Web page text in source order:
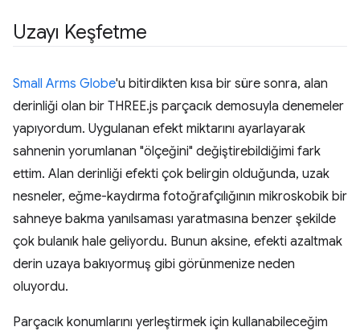
Uzayı Keşfetme
Small Arms Globe'u bitirdikten kısa bir süre sonra, alan
derinliği olan bir THREE.js parçacık demosuyla denemeler
yapıyordum. Uygulanan efekt miktarını ayarlayarak
sahnenin yorumlanan "ölçeğini" değiştirebildiğimi fark
ettim. Alan derinliği efekti çok belirgin olduğunda, uzak
nesneler, eğme-kaydırma fotoğrafçılığının mikroskobik bir
sahneye bakma yanılsaması yaratmasına benzer şekilde
çok bulanık hale geliyordu. Bunun aksine, efekti azaltmak
derin uzaya bakıyormuş gibi görünmenize neden
oluyordu.
Parçacık konumlarını yerleştirmek için kullanabileceğim